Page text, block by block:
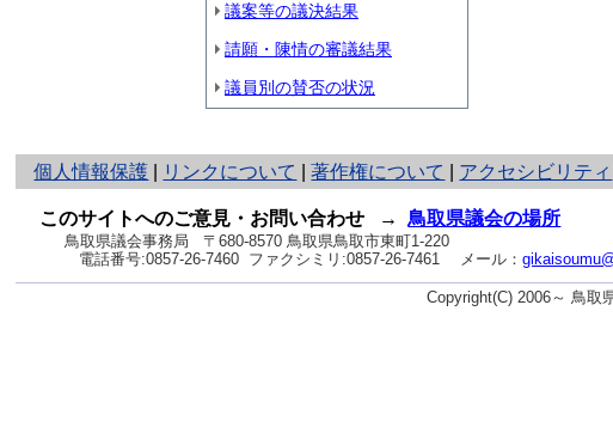
議案等の議決結果
請願・陳情の審議結果
議員別の賛否の状況
個人情報保護
と
り
ネ
ッ
ト
へ
リンクについて |著作権について アクセシビリティ
このサイトへのご意見・お問い合わせ →鳥取県議会の場所
鳥取県議会事務局
〒680-8570 鳥取県鳥取市東町1-220
電話番号:0857-26-7460 ファクシミリ:0857-26-7461 メール：
Copyright(C) 2006～ 鳥